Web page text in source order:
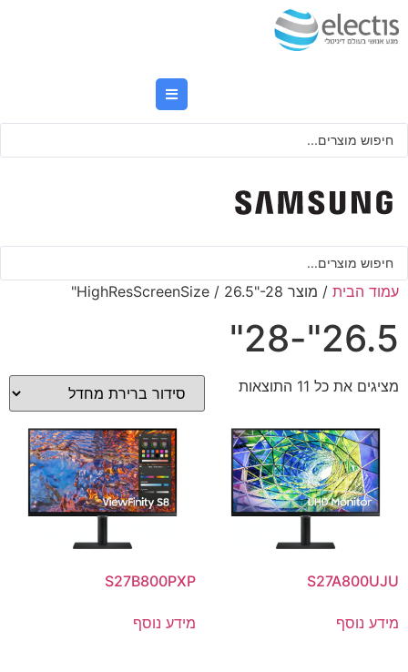
לתוכן
Search
Search
עמוד הבית / מוצר HighResScreenSize / 26.5"-28"
26.5"-28"
מציגים את כל ⁦11⁩ התוצאות
S27A800UJU
מידע נוסף
S27B800PXP
מידע נוסף